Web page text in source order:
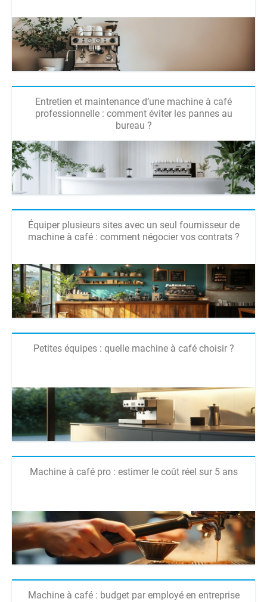
Entretien et maintenance d’une machine à café
professionnelle : comment éviter les pannes au
bureau ?
Équiper plusieurs sites avec un seul fournisseur de
machine à café : comment négocier vos contrats ?
Petites équipes : quelle machine à café choisir ?
Machine à café pro : estimer le coût réel sur 5 ans
Machine à café : budget par employé en entreprise